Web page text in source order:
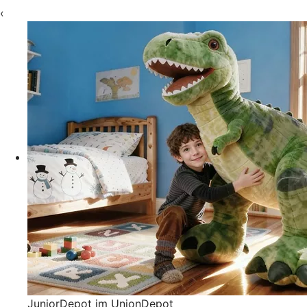
‹
JuniorDepot im UnionDepot